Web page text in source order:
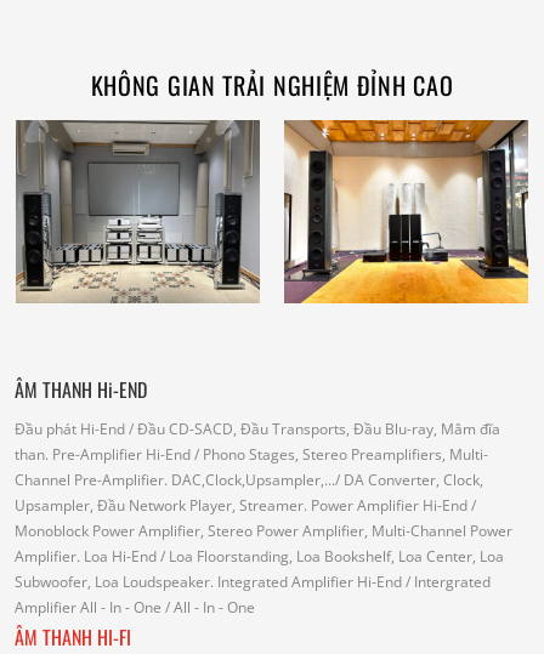
KHÔNG GIAN TRẢI NGHIỆM ĐỈNH CAO
ÂM THANH Hi-END
Đầu phát Hi-End/ Đầu CD-SACD, Đầu Transports, Đầu Blu-ray, Mâm đĩa
than. Pre-Amplifier Hi-End/ Phono Stages, Stereo Preamplifiers, Multi-
Channel Pre-Amplifier. DAC,Clock,Upsampler,.../ DA Converter, Clock,
Upsampler, Đầu Network Player, Streamer. Power Amplifier Hi-End/
Monoblock Power Amplifier, Stereo Power Amplifier, Multi-Channel Power
Amplifier. Loa Hi-End/ Loa Floorstanding, Loa Bookshelf, Loa Center, Loa
Subwoofer, Loa Loudspeaker. Integrated Amplifier Hi-End/ Intergrated
AmplifierAll - In - One / All - In - One
ÂM THANH HI-FI